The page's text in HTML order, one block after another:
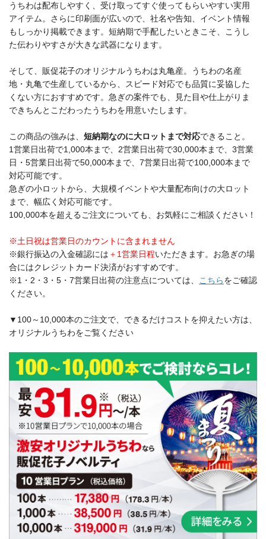
うちわは配布しやすく、受け取ってすぐ使ってもらいやすい実用
アイテム。さらに印刷面が広いので、社名や告知、イベント情報
もしっかり掲載できます。短納期で手配したいときこそ、こうし
た伝わりやすさが大きな武器になります。
そして、販促花子のオリジナルうちわは丸亀産。うちわの名産
地・丸亀で生産しているから、スピード対応でも品質に妥協した
くない方におすすめです。急ぎの案件でも、見た目や仕上がりま
できちんとこだわったうちわを用意いたします。
この商品の強みは、 短納期なのに大ロットまで対応できること。
1営業日出荷で1,000本まで、2営業日出荷で30,000本まで、3営業
日・5営業日出荷で50,000本まで、7営業日出荷で100,000本まで
対応可能です。
急ぎの小ロットから、大規模イベントや大量配布向けの大ロット
まで、幅広く対応可能です。
100,000本を超えるご注文についても、お気軽にご相談ください！
※土日祝は営業日のカウントに含まれません
※銀行振込の入金確認には ＋1営業日程いただきます。お急ぎの場
合にはクレジットカード決済がおすすめです。
※1・2・3・5・7営業日出荷の注意点については、 こちらをご確認
ください。
▼100～10,000本のご注文で、できるだけコストを抑えたい方は、
オリジナルうちわをご覧ください